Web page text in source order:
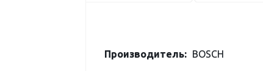
Производитель: BOSCH